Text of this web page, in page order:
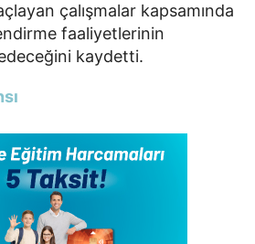
çalışmalar kapsamında
faaliyetlerinin
kaydetti.